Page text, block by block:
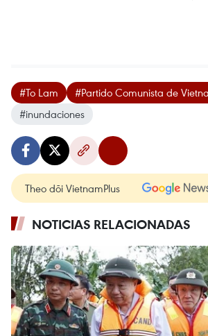
#To Lam #Partido Comunista de
#inundaciones
Theo dõi VietnamPlus
NOTICIAS RELACIONADAS